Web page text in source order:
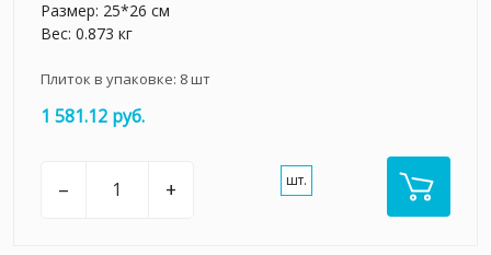
Размер: 25*26 см
Вес: 0.873 кг
Плиток в упаковке: 8шт
1 581.12 руб.
– + шт.